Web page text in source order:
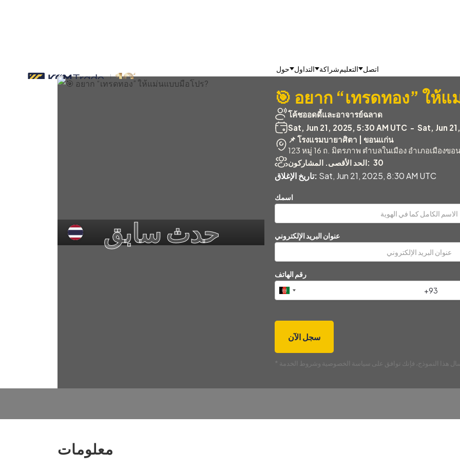
حول التداول شراكة التعليم اتصل
🎯 อยาก “เทรดทอง” ให้
โค้ชออดดี้และอาจารย์ฉลาด
Sat, Jun 21, 2025, 5:30 AM UTC - Sat, Jun
📌 โรงแรมบายาศิตา | ขอนแก่น
123 หมู่ 16 ถ. มิตรภาพ ตำบลในเมือง อำเภอเมือง
الحد الأقصى. المشاركون: 30
تاريخ الإغلاق: Sat, Jun 21, 2025, 8:30 AM UTC
اسمك
عنوان البريد الإلكتروني
رقم الهاتف
حدث سابق
معلومات